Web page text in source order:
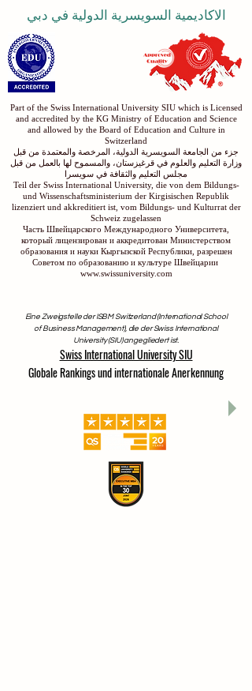
الاكاديمية السويسرية الدولية في دبي
Part of the Swiss International University SIU which is Licensed
and accredited by the KG Ministry of Education and Science
and allowed by the Board of Education and Culture in
Switzerland
جزء من الجامعة السويسرية الدولية، المرخصة والمعتمدة من قبل
وزارة التعليم والعلوم في قرغيزستان، والمسموح لها بالعمل من قبل
مجلس التعليم والثقافة في سويسرا
Teil der Swiss International University, die von dem Bildungs-
und Wissenschaftsministerium der Kirgisischen Republik
lizenziert und akkreditiert ist, vom Bildungs- und Kulturrat der
Schweiz zugelassen
Часть Швейцарского Международного Университета,
который лицензирован и аккредитован Министерством
образования и науки Кыргызской Республики, разрешен
Советом по образованию и культуре Швейцарии
www.swissuniversity.com
Eine Zweigstelle der ISBM Switzerland (International School
of Business Management), die der Swiss International
University (SIU) angegliedert ist.
Swiss International University SIU
Globale Rankings und internationale Anerkennung